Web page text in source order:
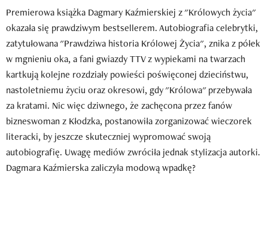
Premierowa książka Dagmary Kaźmierskiej z "Królowych życia"
okazała się prawdziwym bestsellerem. Autobiografia celebrytki,
zatytułowana "Prawdziwa historia Królowej Życia", znika z półek
w mgnieniu oka, a fani gwiazdy TTV z wypiekami na twarzach
kartkują kolejne rozdziały powieści poświęconej dzieciństwu,
nastoletniemu życiu oraz okresowi, gdy "Królowa" przebywała
za kratami. Nic więc dziwnego, że zachęcona przez fanów
bizneswoman z Kłodzka, postanowiła zorganizować wieczorek
literacki, by jeszcze skuteczniej wypromować swoją
autobiografię. Uwagę mediów zwróciła jednak stylizacja autorki.
Dagmara Kaźmierska zaliczyła modową wpadkę?